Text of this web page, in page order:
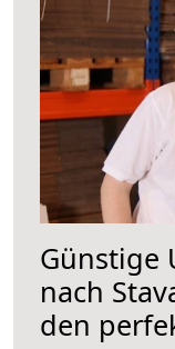
Günstige
nach
den